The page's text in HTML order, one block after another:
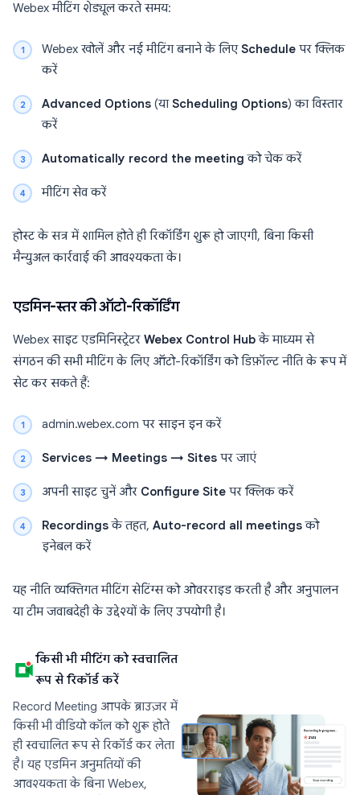
Webex मीटिंग शेड्यूल करते समय:
Webex खोलें और नई मीटिंग बनाने के लिएSchedule पर क्लिक
करें
Advanced Options (याScheduling Options) का विस्तार
करें
Automatically record the meeting को चेक करें
मीटिंग सेव करें
होस्ट के सत्र में शामिल होते ही रिकॉर्डिंग शुरू हो जाएगी, बिना किसी
मैन्युअल कार्रवाई की आवश्यकता के।
एडमिन-स्तर की ऑटो-रिकॉर्डिंग
Webex साइट एडमिनिस्ट्रेटर Webex Control Hubके माध्यम से
संगठन की सभी मीटिंग के लिए ऑटो-रिकॉर्डिंग को डिफ़ॉल्ट नीति के रूप में
सेट कर सकते हैं:
admin.webex.com पर साइन इन करें
Services → Meetings → Sites पर जाएं
अपनी साइट चुनें और Configure Site पर क्लिक करें
Recordingsके तहत, Auto-record all meetingsको
इनेबल करें
यह नीति व्यक्तिगत मीटिंग सेटिंग्स को ओवरराइड करती है और अनुपालन
या टीम जवाबदेही के उद्देश्यों के लिए उपयोगी है।
किसी भी मीटिंग को स्वचालित
रूप से रिकॉर्ड करें
Record Meeting आपके ब्राउज़र में
किसी भी वीडियो कॉल को शुरू होते
ही स्वचालित रूप से रिकॉर्ड कर लेता
है। यह एडमिन अनुमतियों की
आवश्यकता के बिना Webex,